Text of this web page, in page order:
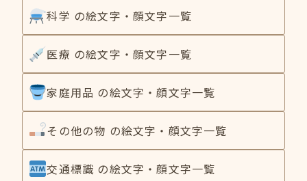
科学 の絵文字・顔文字一覧
医療 の絵文字・顔文字一覧
家庭用品 の絵文字・顔文字一覧
その他の物 の絵文字・顔文字一覧
交通標識 の絵文字・顔文字一覧